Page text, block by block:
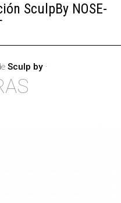
SculpBy NOSE-
Sculp by ·